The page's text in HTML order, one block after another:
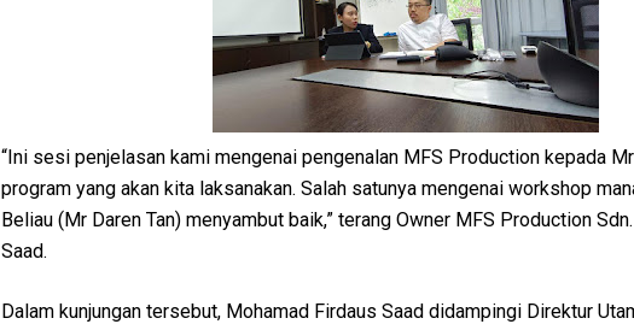
“Ini sesi penjelasan kami mengenai pengenalan MFS Production kepada
program yang akan kita laksanakan. Salah satunya mengenai workshop
Beliau (Mr Daren Tan) menyambut baik,” terang Owner MFS Production
Saad.
Dalam kunjungan tersebut, Mohamad Firdaus Saad didampingi Direktur